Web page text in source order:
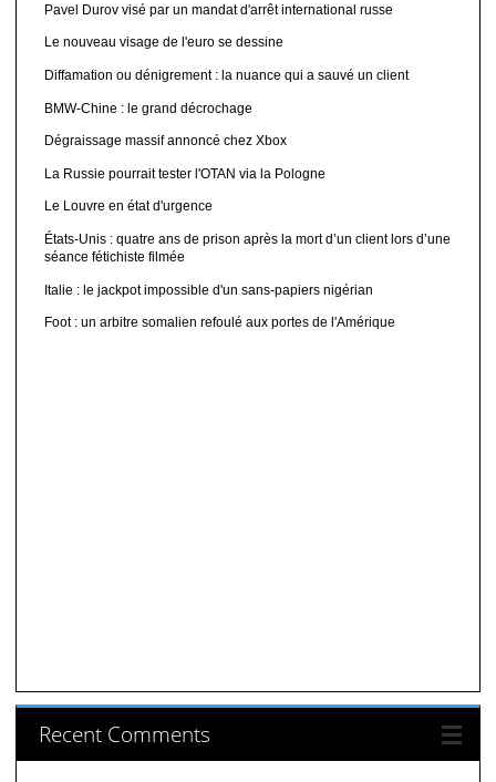
Pavel Durov visé par un mandat d'arrêt international russe
Le nouveau visage de l'euro se dessine
Diffamation ou dénigrement : la nuance qui a sauvé un client
BMW-Chine : le grand décrochage
Dégraissage massif annoncé chez Xbox
La Russie pourrait tester l'OTAN via la Pologne
Le Louvre en état d'urgence
États-Unis : quatre ans de prison après la mort d’un client lors d’une
séance fétichiste filmée
Italie : le jackpot impossible d'un sans-papiers nigérian
Foot : un arbitre somalien refoulé aux portes de l'Amérique
Recent Comments